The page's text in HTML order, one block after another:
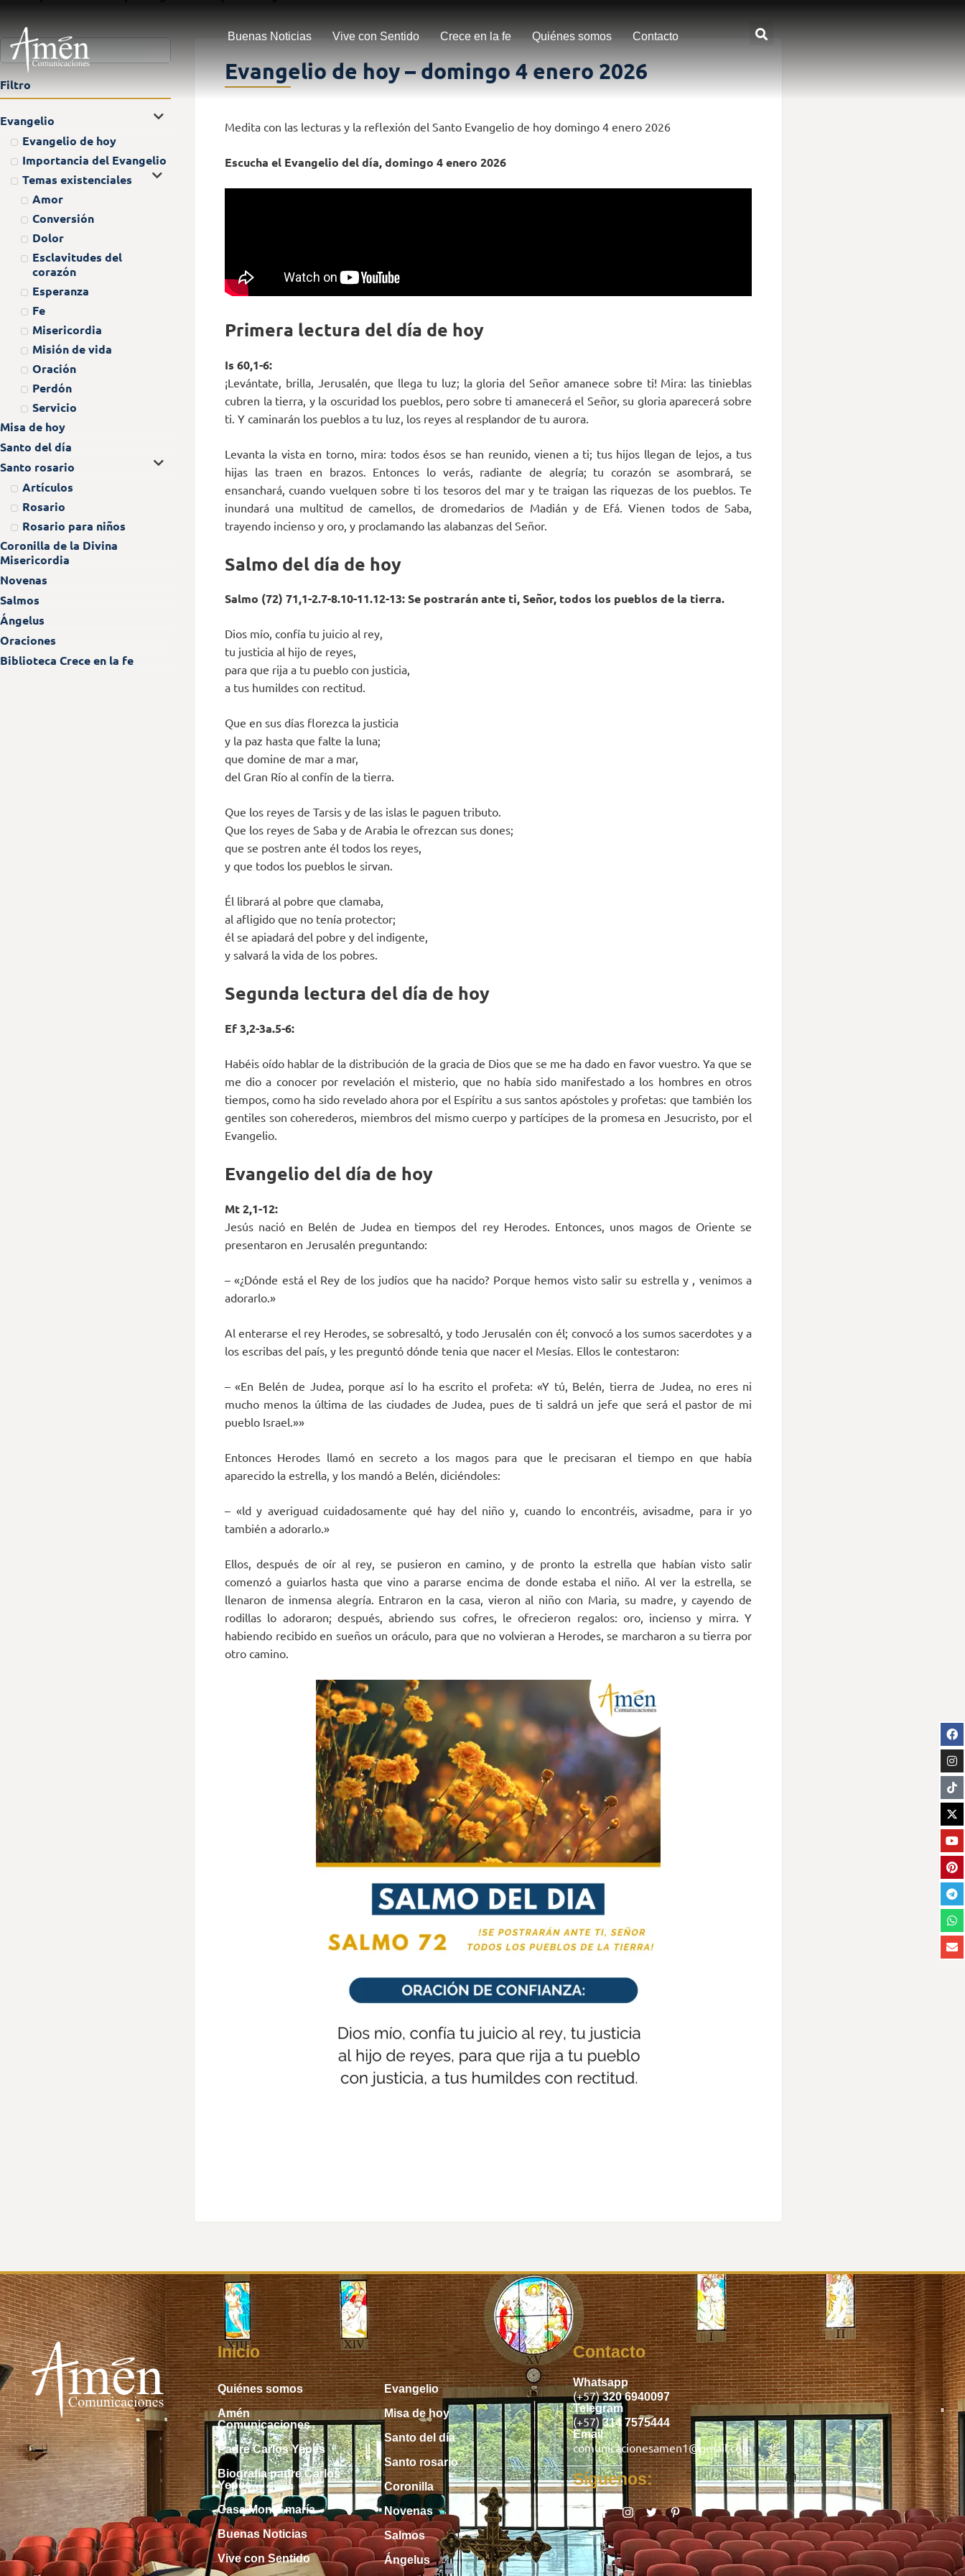
Buenas Noticias Vive con Sentido Crece en la fe Quiénes somos Contacto
Filtro
Evangelio
Evangelio de hoy
Importancia del Evangelio
Temas existenciales
Amor
Conversión
Dolor
Esclavitudes del
corazón
Esperanza
Fe
Misericordia
Misión de vida
Oración
Perdón
Servicio
Misa de hoy
Santo del día
Santo rosario
Artículos
Rosario
Rosario para niños
Coronilla de la Divina
Misericordia
Novenas
Salmos
Ángelus
Oraciones
Biblioteca Crece en la fe
Evangelio de hoy – domingo 4 enero 2026
Medita con las lecturas y la reflexión del Santo Evangelio de hoy domingo 4 enero 2026
Escucha el Evangelio del día, domingo 4 enero 2026
Primera lectura del día de hoy
Is 60,1-6:
¡Levántate, brilla, Jerusalén, que llega tu luz; la gloria del Señor amanece sobre ti! Mira: las tinieblas
cubren la tierra, y la oscuridad los pueblos, pero sobre ti amanecerá el Señor, su gloria aparecerá sobre
ti. Y caminarán los pueblos a tu luz, los reyes al resplandor de tu aurora.
Levanta la vista en torno, mira: todos ésos se han reunido, vienen a ti; tus hijos llegan de lejos, a tus
hijas las traen en brazos. Entonces lo verás, radiante de alegría; tu corazón se asombrará, se
ensanchará, cuando vuelquen sobre ti los tesoros del mar y te traigan las riquezas de los pueblos. Te
inundará una multitud de camellos, de dromedarios de Madián y de Efá. Vienen todos de Saba,
trayendo incienso y oro, y proclamando las alabanzas del Señor.
Salmo del día de hoy
Salmo (72) 71,1-2.7-8.10-11.12-13: Se postrarán ante ti, Señor, todos los pueblos de la tierra.
Dios mío, confía tu juicio al rey,
tu justicia al hijo de reyes,
para que rija a tu pueblo con justicia,
a tus humildes con rectitud.
Que en sus días florezca la justicia
y la paz hasta que falte la luna;
que domine de mar a mar,
del Gran Río al confín de la tierra.
Que los reyes de Tarsis y de las islas le paguen tributo.
Que los reyes de Saba y de Arabia le ofrezcan sus dones;
que se postren ante él todos los reyes,
y que todos los pueblos le sirvan.
Él librará al pobre que clamaba,
al afligido que no tenía protector;
él se apiadará del pobre y del indigente,
y salvará la vida de los pobres.
Segunda lectura del día de hoy
Ef 3,2-3a.5-6:
Habéis oído hablar de la distribución de la gracia de Dios que se me ha dado en favor vuestro. Ya que se
me dio a conocer por revelación el misterio, que no había sido manifestado a los hombres en otros
tiempos, como ha sido revelado ahora por el Espíritu a sus santos apóstoles y profetas: que también los
gentiles son coherederos, miembros del mismo cuerpo y partícipes de la promesa en Jesucristo, por el
Evangelio.
Evangelio del día de hoy
Mt 2,1-12:
Jesús nació en Belén de Judea en tiempos del rey Herodes. Entonces, unos magos de Oriente se
presentaron en Jerusalén preguntando:
– «¿Dónde está el Rey de los judíos que ha nacido? Porque hemos visto salir su estrella y , venimos a
adorarlo.»
Al enterarse el rey Herodes, se sobresaltó, y todo Jerusalén con él; convocó a los sumos sacerdotes y a
los escribas del país, y les preguntó dónde tenia que nacer el Mesías. Ellos le contestaron:
– «En Belén de Judea, porque así lo ha escrito el profeta: «Y tú, Belén, tierra de Judea, no eres ni
mucho menos la última de las ciudades de Judea, pues de ti saldrá un jefe que será el pastor de mi
pueblo Israel.»»
Entonces Herodes llamó en secreto a los magos para que le precisaran el tiempo en que había
aparecido la estrella, y los mandó a Belén, diciéndoles:
– «ld y averiguad cuidadosamente qué hay del niño y, cuando lo encontréis, avisadme, para ir yo
también a adorarlo.»
Ellos, después de oír al rey, se pusieron en camino, y de pronto la estrella que habían visto salir
comenzó a guiarlos hasta que vino a pararse encima de donde estaba el niño. Al ver la estrella, se
llenaron de inmensa alegría. Entraron en la casa, vieron al niño con Maria, su madre, y cayendo de
rodillas lo adoraron; después, abriendo sus cofres, le ofrecieron regalos: oro, incienso y mirra. Y
habiendo recibido en sueños un oráculo, para que no volvieran a Herodes, se marcharon a su tierra por
otro camino.
Inicio
Quiénes somos
Amén
Comunicaciones
Padre Carlos Yepes
Biografía padre Carlos
Yepes
Casa Monte maría
Buenas Noticias
Vive con Sentido
Inicio
Evangelio
Misa de hoy
Santo del día
Santo rosario
Coronilla
Novenas
Salmos
Ángelus
Contacto
Whatsapp
(+57)320 6940097
Telegram
(+57)314 7575444
Email
comunicacionesamen1@gmail.com
Síguenos: